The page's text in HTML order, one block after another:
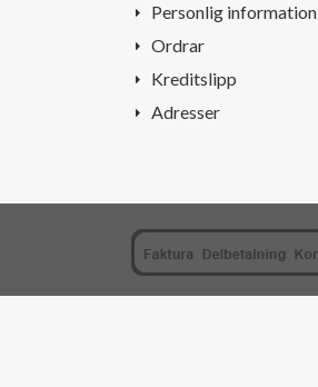
Personlig information
Ordrar
Kreditslipp
Adresser